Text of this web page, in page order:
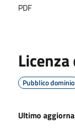
PDF
Pubblico dominio
Ultimo